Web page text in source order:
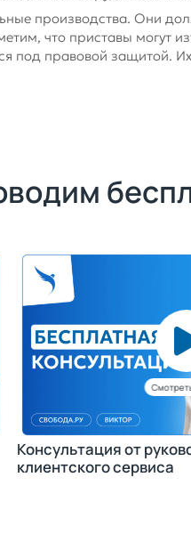
производства. Они
что приставы могут
под правовой защитой.
Консультация от
клиентского сервиса